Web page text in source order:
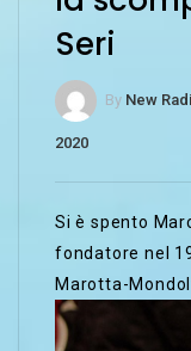
Seri
By New
2020
Si è spento
fondatore nel
Marotta-